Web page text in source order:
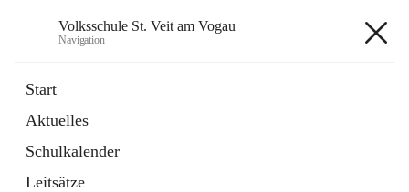
Volksschule St. Veit am Vogau
Navigation
Start
Aktuelles
Schulkalender
Leitsätze